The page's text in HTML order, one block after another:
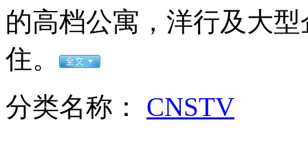
安徽一实载49人客车翻车
的高档公寓，洋行及大
住。
分类名称： CNSTV